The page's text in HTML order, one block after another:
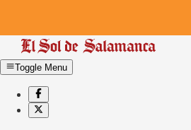
Toggle Menu